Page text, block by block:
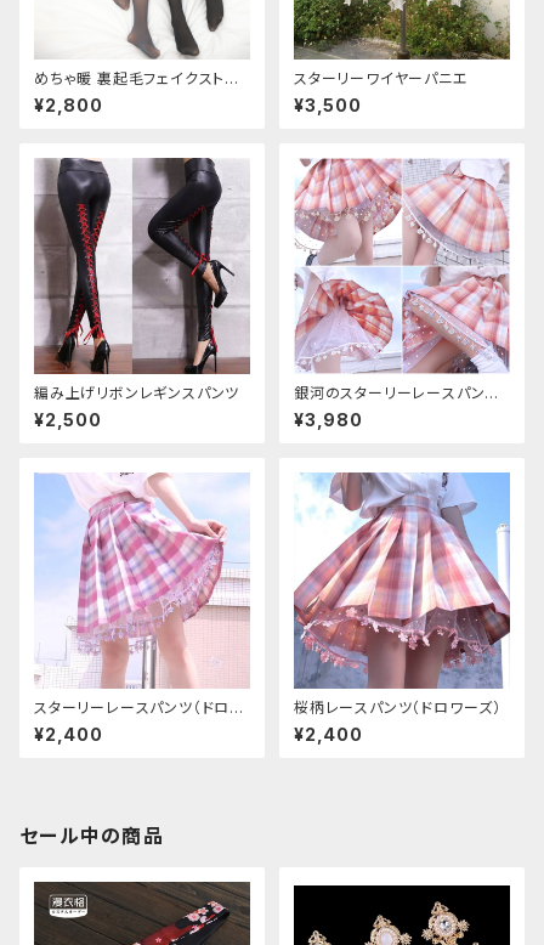
めちゃ暖 裏起毛フェイクストッ
キング
¥2,800
スターリーワイヤーパニエ
¥3,500
編み上げリボンレギンスパンツ
¥2,500
銀河のスターリーレースパンツ
（ドロワーズ）
¥3,980
スターリーレースパンツ（ドロワ
ーズ）
¥2,400
桜柄レースパンツ（ドロワーズ）
¥2,400
セール中の商品